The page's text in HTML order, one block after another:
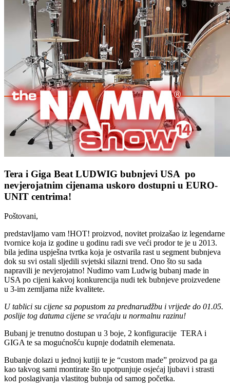
Tera i Giga Beat LUDWIG bubnjevi USA po
nevjerojatnim cijenama uskoro dostupni u EURO-
UNIT centrima!
Poštovani,
predstavljamo vam !HOT! proizvod, novitet proizašao iz legendarne
tvornice koja iz godine u godinu radi sve veći prodor te je u 2013.
bila jedina uspješna tvrtka koja je ostvarila rast u segment bubnjeva
dok su svi ostali sljedili svjetski silazni trend. Ono što su sada
napravili je nevjerojatno! Nudimo vam Ludwig bubanj made in
USA po cijeni kakvoj konkurencija nudi tek bubnjeve proizvedene
u 3-im zemljama niže kvalitete.
U tablici su cijene sa popustom za prednarudžbu i vrijede do 01.05.
poslije tog datuma cijene se vraćaju u normalnu razinu!
Bubanj je trenutno dostupan u 3 boje, 2 konfiguracije TERA i
GIGA te sa mogućnošću kupnje dodatnih elemenata.
Bubanje dolazi u jednoj kutiji te je “custom made” proizvod pa ga
kao takvog sami montirate što upotpunjuje osjećaj ljubavi i strasti
kod poslagivanja vlastitog bubnja od samog početka.